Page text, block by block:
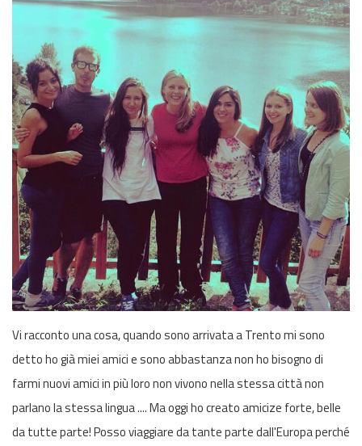
Vi racconto una cosa, quando sono arrivata a Trento mi sono
detto ho già miei amici e sono abbastanza non ho bisogno di
farmi nuovi amici in più loro non vivono nella stessa città non
parlano la stessa lingua .... Ma oggi ho creato amicize forte, belle
da tutte parte! Posso viaggiare da tante parte dall'Europa perché